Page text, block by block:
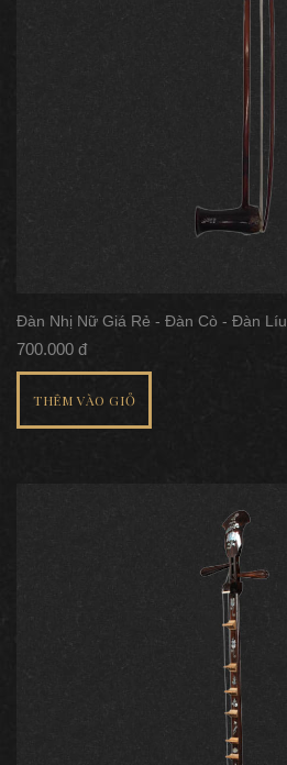
Đàn Nhị Nữ Giá Rẻ - Đàn Cò - Đàn Líu
700.000 đ
THÊM VÀO GIỎ